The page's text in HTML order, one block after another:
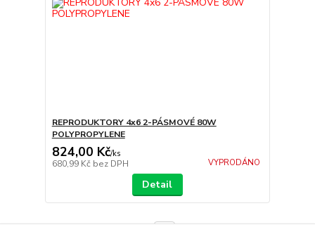
REPRODUKTORY 4x6 2-PÁSMOVÉ 80W
POLYPROPYLENE
824,00 Kč/ks
680,99 Kč bez DPH VYPRODÁNO
Detail